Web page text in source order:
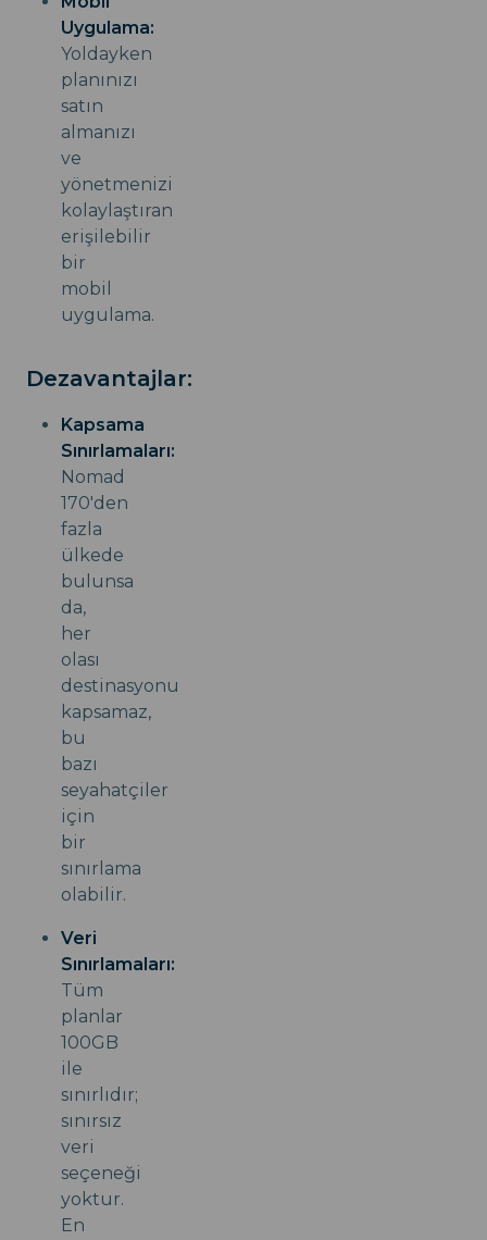
Uygulama:
Yoldayken
planınızı
satın
almanızı
ve
yönetmenizi
kolaylaştıran
erişilebilir
bir
mobil
uygulama.
Dezavantajlar:
Kapsama
Sınırlamaları:
Nomad
170'den
fazla
ülkede
bulunsa
da,
her
olası
destinasyonu
kapsamaz,
bu
bazı
seyahatçiler
için
bir
sınırlama
olabilir.
Veri
Sınırlamaları:
Tüm
planlar
100GB
ile
sınırlıdır;
sınırsız
veri
seçeneği
yoktur.
En